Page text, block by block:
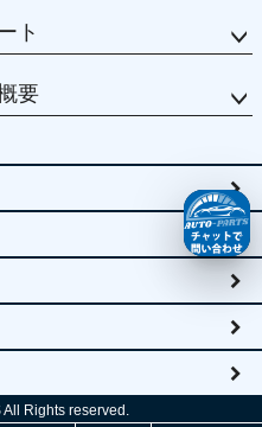
ト
要
All Rights reserved.